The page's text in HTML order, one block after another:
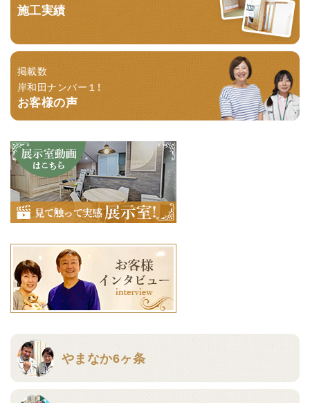
施工実績
掲載数
岸和田ナンバー１！
お客様の声
やまなか6ヶ条